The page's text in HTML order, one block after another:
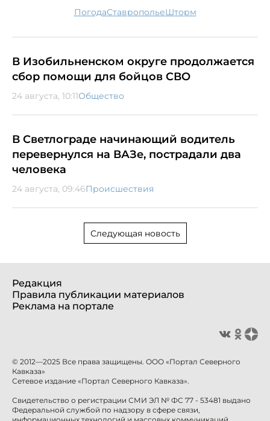
погода Ставрополье шторм
В Изобильненском округе продолжается
сбор помощи для бойцов СВО
24 августа, 10:11Общество
В Светлограде начинающий водитель
перевернулся на ВАЗе, пострадали два
человека
24 августа, 09:46Происшествия
Следующая новость
Редакция
Правила публикации материалов
Реклама на портале
© 2012—2025 Все права защищены. ООО «Портал Северного
Кавказа»
Сетевое издание «Портал Северного Кавказа».
Свидетельство о регистрации СМИ ЭЛ № ФС 77 - 53481 выдано
Федеральной службой по надзору в сфере связи,